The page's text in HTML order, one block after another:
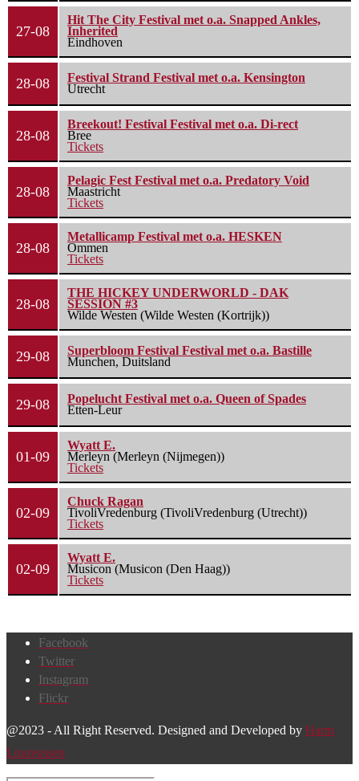
27-08
Hit The City Festival met o.a. Snapped Ankles,
Inherited
Eindhoven
28-08
Festival Strand Festival met o.a. Kensington
Utrecht
28-08
Breekout! Festival Festival met o.a. Di-rect
Bree
Tickets
28-08
Pelagic Fest Festival met o.a. Predatory Void
Maastricht
Tickets
28-08
Metallicamp Festival met o.a. HESKEN
Ommen
Tickets
28-08
THE HICKEY UNDERWORLD - DAK
SESSION #3
Wilde Westen (Wilde Westen (Kortrijk))
29-08
Superbloom Festival Festival met o.a. Bastille
Munchen, Duitsland
29-08
Popelucht Festival met o.a. Queen of Spades
Etten-Leur
01-09
Wyatt E.
Merleyn (Merleyn (Nijmegen))
Tickets
02-09
Chuck Ragan
TivoliVredenburg (TivoliVredenburg (Utrecht))
Tickets
02-09
Wyatt E.
Musicon (Musicon (Den Haag))
Tickets
Facebook
Twitter
Instagram
Flickr
@2023 - All Right Reserved. Designed and Developed by Harm
Lourenssen